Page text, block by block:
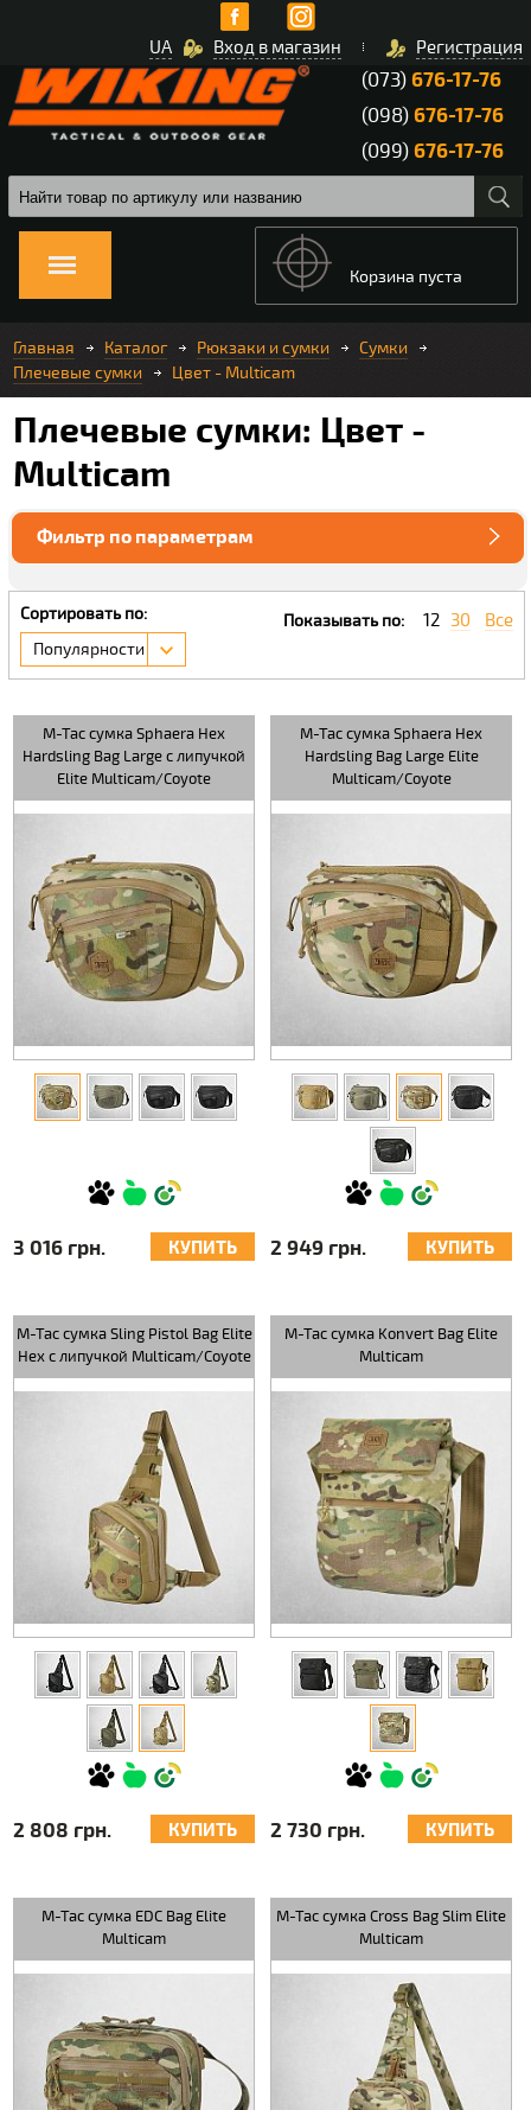
Вход в магазин Регистрация
UA
(073)676-17-76
(098)676-17-76
(099)676-17-76
Корзина пуста
Главная Каталог Рюкзаки и сумки
Сумки
Плечевые сумки
Цвет - Multicam
Плечевые сумки: Цвет -
Multicam
Фильтр по параметрам
Сортировать по:
Популярности
Показывать по: 12 30 Все
M-Tac сумка Sphaera Hex
Hardsling Bag Large с липучкой
Elite Multicam/Coyote
3 016 грн. КУПИТЬ
M-Tac сумка Sphaera Hex
Hardsling Bag Large Elite
Multicam/Coyote
2 949 грн. КУПИТЬ
M-Tac сумка Sling Pistol Bag Elite
Hex с липучкой Multicam/Coyote
2 808 грн. КУПИТЬ
M-Tac сумка Konvert Bag Elite
Multicam
2 730 грн. КУПИТЬ
M-Tac сумка EDC Bag Elite
Multicam
M-Tac сумка Cross Bag Slim Elite
Multicam